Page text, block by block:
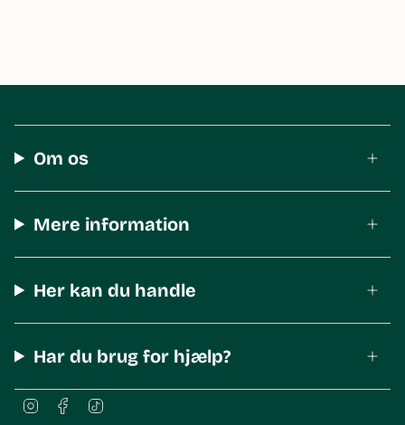
Om os
Mere information
Her kan du handle
Har du brug for hjælp?